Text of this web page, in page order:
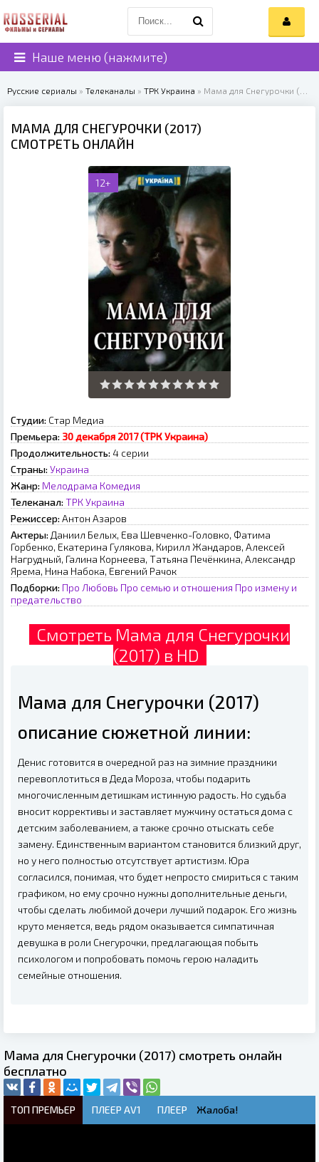
Наше меню (нажмите)
Русские сериалы » Телеканалы » ТРК Украина » Мама для Снегурочки (2017)
МАМА ДЛЯ СНЕГУРОЧКИ (2017)
СМОТРЕТЬ ОНЛАЙН
12+
Студии: Стар Медиа
Премьера: 30 декабря 2017 (ТРК Украина)
Продолжительность: 4 серии
Страны: Украина
Жанр: Мелодрама Комедия
Телеканал: ТРК Украина
Режиссер: Антон Азаров
Актеры: Даниил Белых, Ева Шевченко-Головко, Фатима
Горбенко, Екатерина Гулякова, Кирилл Жандаров, Алексей
Нагрудный, Галина Корнеева, Татьяна Печёнкина, Александр
Ярема, Нина Набока, Евгений Рачок
Подборки: Про Любовь Про семью и отношения Про измену и
предательство
Смотреть Мама для Снегурочки
(2017) в HD
Мама для Снегурочки (2017)
описание сюжетной линии:
Денис готовится в очередной раз на зимние праздники
перевоплотиться в Деда Мороза, чтобы подарить
многочисленным детишкам истинную радость. Но судьба
вносит коррективы и заставляет мужчину остаться дома с
детским заболеванием, а также срочно отыскать себе
замену. Единственным вариантом становится близкий друг,
но у него полностью отсутствует артистизм. Юра
согласился, понимая, что будет непросто смириться с таким
графиком, но ему срочно нужны дополнительные деньги,
чтобы сделать любимой дочери лучший подарок. Его жизнь
круто меняется, ведь рядом оказывается симпатичная
девушка в роли Снегурочки, предлагающая побыть
психологом и попробовать помочь герою наладить
семейные отношения.
Мама для Снегурочки (2017) смотреть онлайн
бесплатно
ТОП ПРЕМЬЕР ПЛЕЕР AV1 ПЛЕЕР Жалоба!